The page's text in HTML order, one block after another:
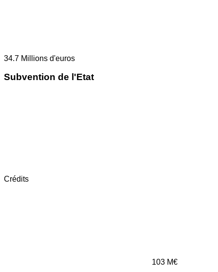
34.7 Millions d'euros
Subvention de l'Etat
Crédits
103 M€